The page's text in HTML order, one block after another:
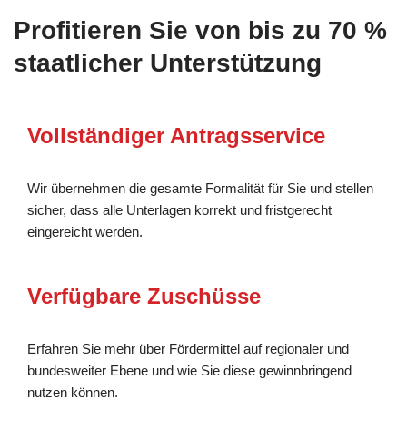
Profitieren Sie von bis zu 70 %
staatlicher Unterstützung
Vollständiger Antragsservice
Wir übernehmen die gesamte Formalität für Sie und stellen
sicher, dass alle Unterlagen korrekt und fristgerecht
eingereicht werden.
Verfügbare Zuschüsse
Erfahren Sie mehr über Fördermittel auf regionaler und
bundesweiter Ebene und wie Sie diese gewinnbringend
nutzen können.